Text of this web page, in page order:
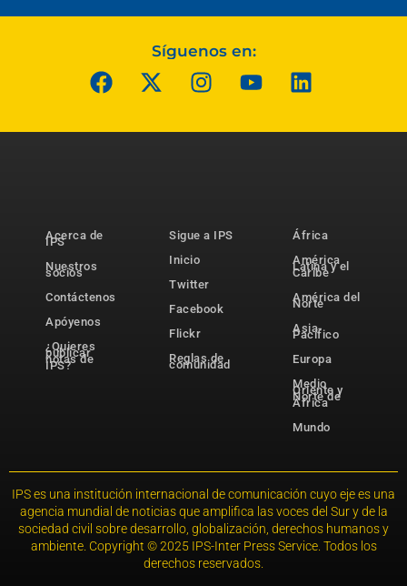
Síguenos en:
Acerca de
IPS
Nuestros
socios
Contáctenos
Apóyenos
¿Quieres
publicar
notas de
IPS?
Sigue a IPS
Inicio
Twitter
Facebook
Flickr
Reglas de
comunidad
África
América
Latina y el
Caribe
América del
Norte
Asia-
Pacífico
Europa
Medio
Oriente y
Norte de
África
Mundo
IPS es una institución internacional de comunicación cuyo eje es una
agencia mundial de noticias que amplifica las voces del Sur y de la
sociedad civil sobre desarrollo, globalización, derechos humanos y
ambiente. Copyright © 2025 IPS-Inter Press Service. Todos los
derechos reservados.